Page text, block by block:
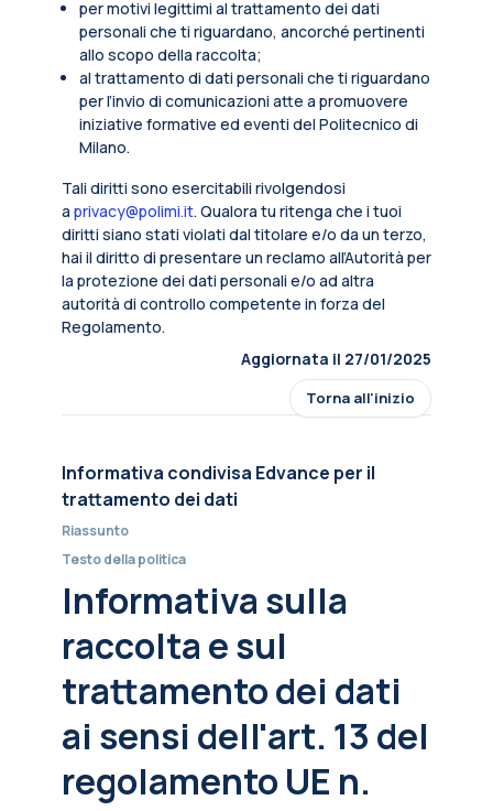
per motivi legittimi al trattamento dei dati
personali che ti riguardano, ancorché pertinenti
allo scopo della raccolta;
al trattamento di dati personali che ti riguardano
per l’invio di comunicazioni atte a promuovere
iniziative formative ed eventi del Politecnico di
Milano.
Tali diritti sono esercitabili rivolgendosi
a privacy@polimi.it. Qualora tu ritenga che i tuoi
diritti siano stati violati dal titolare e/o da un terzo,
hai il diritto di presentare un reclamo all’Autorità per
la protezione dei dati personali e/o ad altra
autorità di controllo competente in forza del
Regolamento.
Aggiornata il 27/01/2025
Torna all'inizio
Informativa condivisa Edvance per il
trattamento dei dati
Riassunto
Testo della politica
Informativa sulla
raccolta e sul
trattamento dei dati
ai sensi dell'art. 13 del
regolamento UE n.